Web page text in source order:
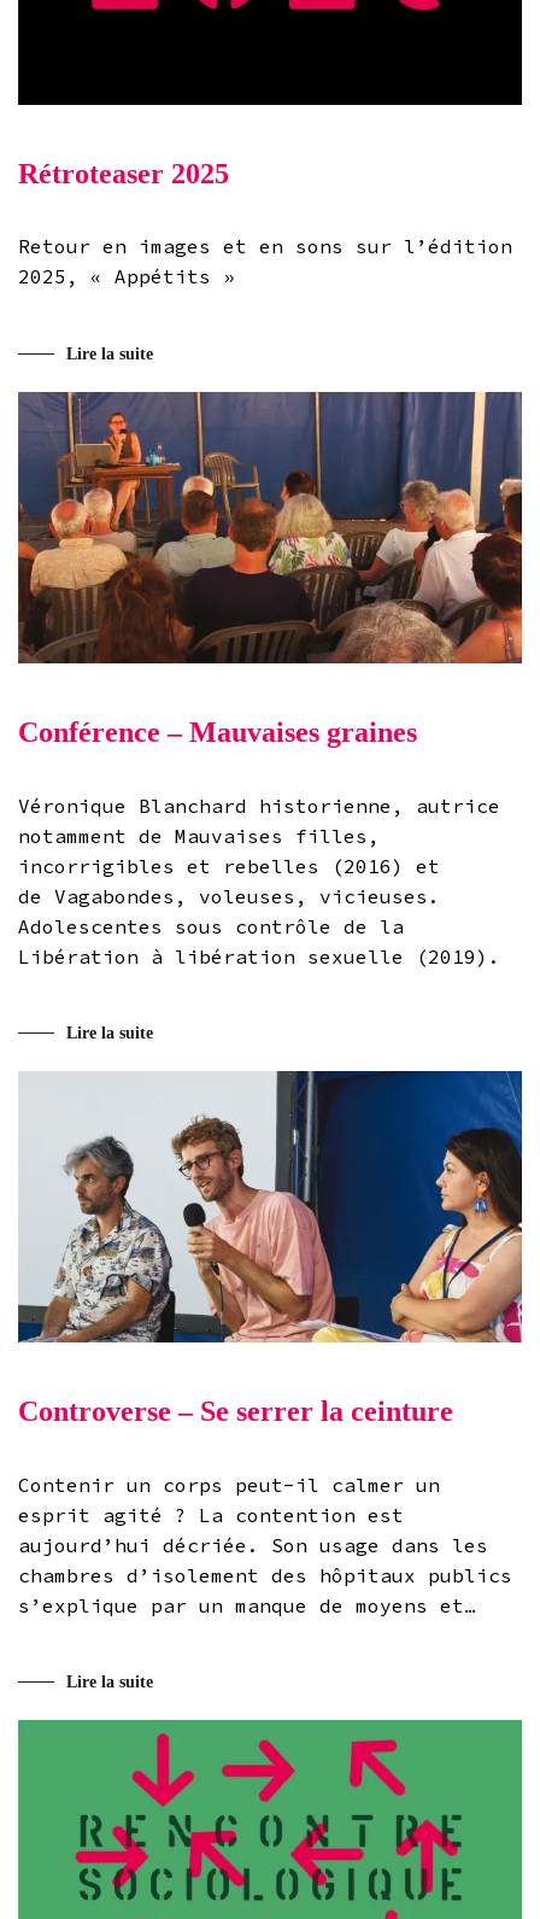
Rétroteaser 2025
Retour en images et en sons sur l’édition
2025, « Appétits »
Lire la suite
Conférence – Mauvaises graines
Véronique Blanchard historienne, autrice
notamment de Mauvaises filles,
incorrigibles et rebelles (2016) et
de Vagabondes, voleuses, vicieuses.
Adolescentes sous contrôle de la
Libération à libération sexuelle (2019).
Lire la suite
Controverse – Se serrer la ceinture
Contenir un corps peut-il calmer un
esprit agité ? La contention est
aujourd’hui décriée. Son usage dans les
chambres d’isolement des hôpitaux publics
s’explique par un manque de moyens et…
Lire la suite